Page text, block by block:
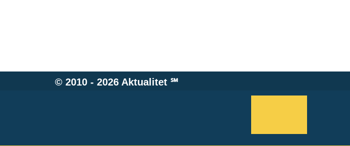
© 2010 - 2026 Aktualitet℠